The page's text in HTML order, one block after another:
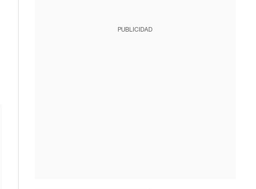
PUBLICIDAD